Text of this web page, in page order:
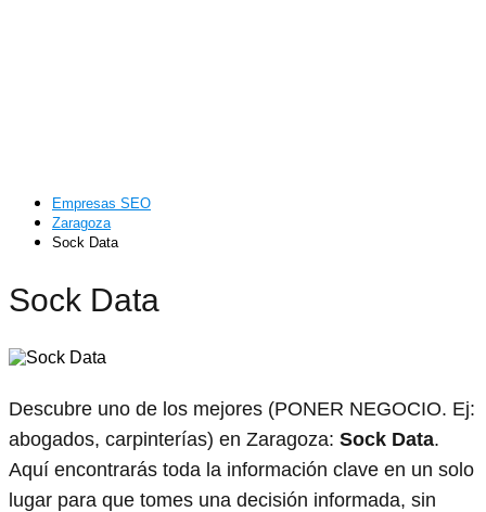
Empresas SEO
Zaragoza
Sock Data
Sock Data
Descubre uno de los mejores (PONER NEGOCIO. Ej:
abogados, carpinterías) en Zaragoza: Sock Data.
Aquí encontrarás toda la información clave en un solo
lugar para que tomes una decisión informada, sin